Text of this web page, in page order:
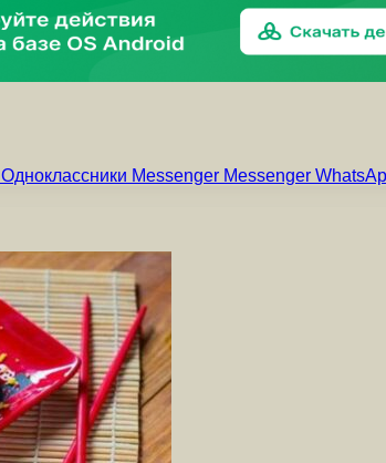
Одноклассники Messenger Messenger